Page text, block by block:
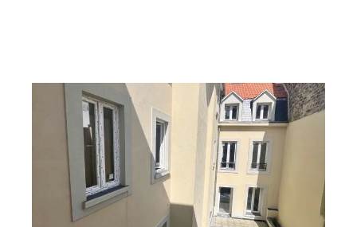
BOULOGNE SUR MER 62
105 m
, 3 pièces
Ref : 18496
Appartement F3 à vendre
225 500 €